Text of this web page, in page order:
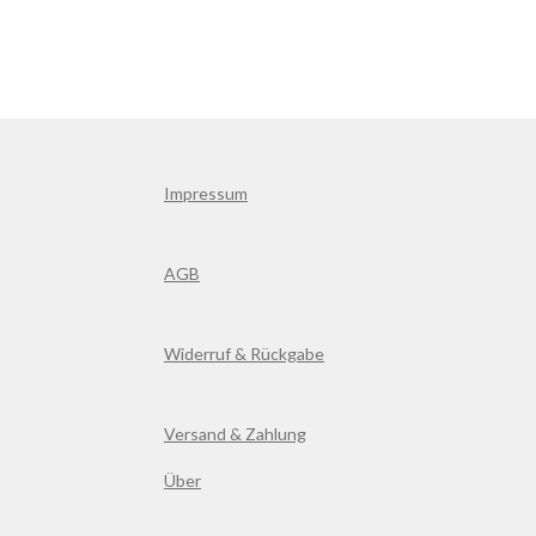
Impressum
AGB
Widerruf & Rückgabe
Versand & Zahlung
Über